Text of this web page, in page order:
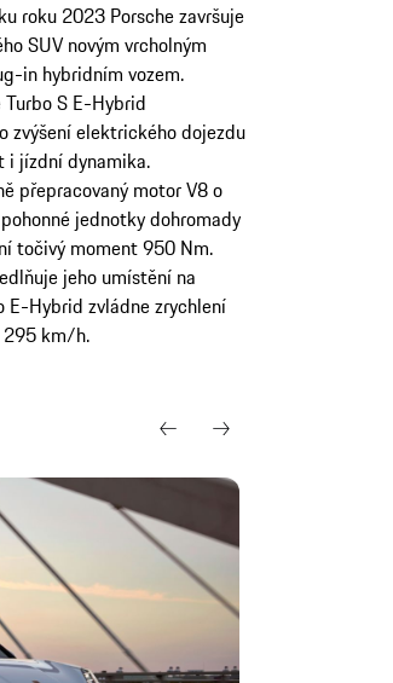
roku 2023 Porsche završuje
SUV novým vrcholným
in hybridním vozem.
S E-Hybrid
zvýšení elektrického dojezdu
i jízdní dynamika.
přepracovaný motor V8 o
jednotky dohromady
točivý moment 950 Nm.
jeho umístění na
E-Hybrid zvládne zrychlení
295 km/h.